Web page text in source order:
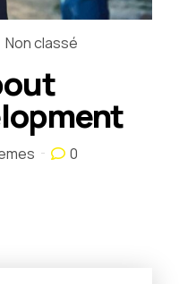
Non classé
0